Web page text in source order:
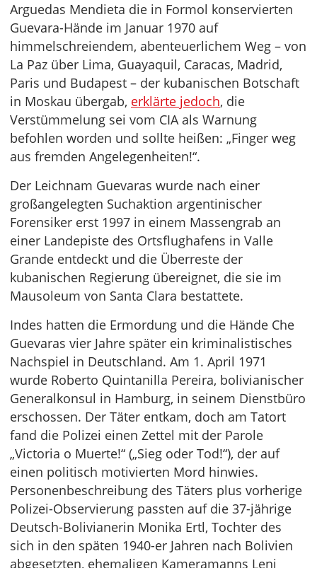
Arguedas Mendieta die in Formol konservierten
Guevara-Hände im Januar 1970 auf
himmelschreiendem, abenteuerlichem Weg – von
La Paz über Lima, Guayaquil, Caracas, Madrid,
Paris und Budapest – der kubanischen Botschaft
in Moskau übergab, erklärte jedoch, die
Verstümmelung sei vom CIA als Warnung
befohlen worden und sollte heißen: „Finger weg
aus fremden Angelegenheiten!“.
Der Leichnam Guevaras wurde nach einer
großangelegten Suchaktion argentinischer
Forensiker erst 1997 in einem Massengrab an
einer Landepiste des Ortsflughafens in Valle
Grande entdeckt und die Überreste der
kubanischen Regierung übereignet, die sie im
Mausoleum von Santa Clara bestattete.
Indes hatten die Ermordung und die Hände Che
Guevaras vier Jahre später ein kriminalistisches
Nachspiel in Deutschland. Am 1. April 1971
wurde Roberto Quintanilla Pereira, bolivianischer
Generalkonsul in Hamburg, in seinem Dienstbüro
erschossen. Der Täter entkam, doch am Tatort
fand die Polizei einen Zettel mit der Parole
„Victoria o Muerte!“ („Sieg oder Tod!“), der auf
einen politisch motivierten Mord hinwies.
Personenbeschreibung des Täters plus vorherige
Polizei-Observierung passten auf die 37-jährige
Deutsch-Bolivianerin Monika Ertl, Tochter des
sich in den späten 1940-er Jahren nach Bolivien
abgesetzten, ehemaligen Kameramanns Leni